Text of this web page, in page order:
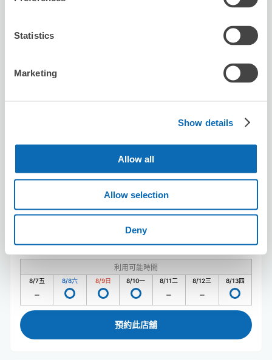
Statistics
Marketing
Show details
Allow all
Allow selection
Deny
8/7五 8/8 8/13四
利用可能時間
8/7五 8/8六 8/9日 8/10一 8/11二 8/12三 8/13四
預約此店舖